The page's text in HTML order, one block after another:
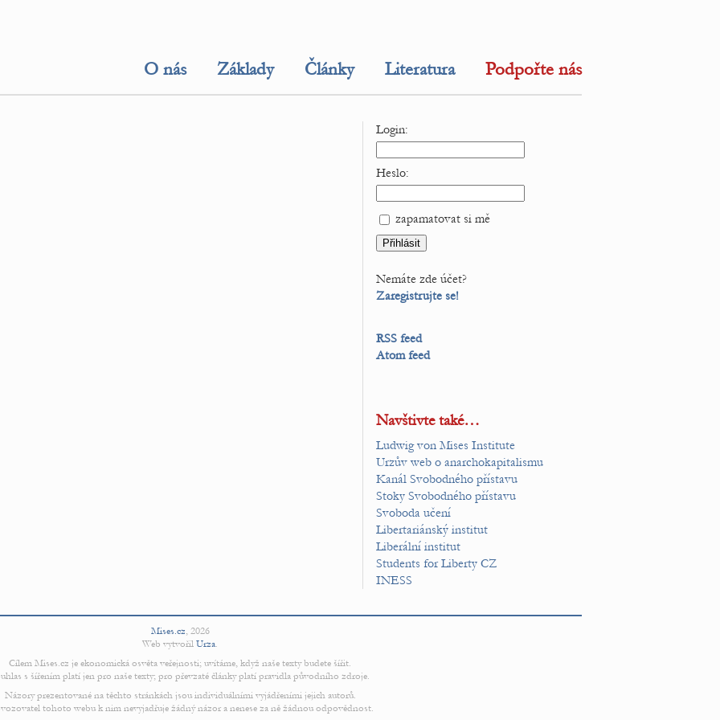
O nás Základy Články Literatura Podpořte nás
Login:
Heslo:
zapamatovat si mě
Nemáte zde účet?
Zaregistrujte se!
RSS feed
Atom feed
Navštivte také…
Ludwig von Mises Institute
Urzův web o anarchokapitalismu
Kanál Svobodného přístavu
Stoky Svobodného přístavu
Svoboda učení
Libertariánský institut
Liberální institut
Students for Liberty CZ
INESS
Mises.cz, 2026
Web vytvořil Urza.
Cílem Mises.cz je ekonomická osvěta veřejnosti; uvítáme, když naše texty budete šířit.
s šířením platí jen pro naše texty; pro převzaté články platí pravidla původního zdroje.
Názory prezentované na těchto stránkách jsou individuálními vyjádřeními jejich autorů.
tohoto webu k nim nevyjadřuje žádný názor a nenese za ně žádnou odpovědnost.